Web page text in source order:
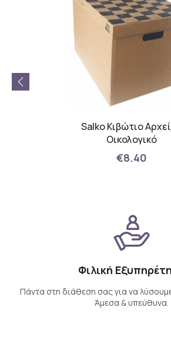
Salko Κιβώτιο
Οικολογικό
€8.40
Φιλική
Πάντα στη διάθεση σας για να
Άμεσα & υπεύθυνα.